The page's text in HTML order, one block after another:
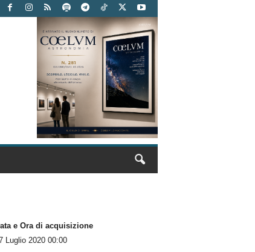
e Ora di acquisizione
Luglio 2020 00:00